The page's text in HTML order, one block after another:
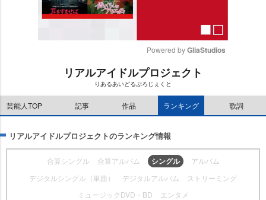
M
t
e
Powered by GliaStudios
リアルアイドルプロジェクト
りあるあいどるぷろじぇくと
芸能人TOP 記事 作品 ランキング 歌詞
リアルアイドルプロジェクトのランキング情報
合算シングル 合算アルバム シングル
アルバム
デジタルシングル（単曲）
デジタルアルバム
ストリーミング
ミュージックDVD・BD
エンタメ